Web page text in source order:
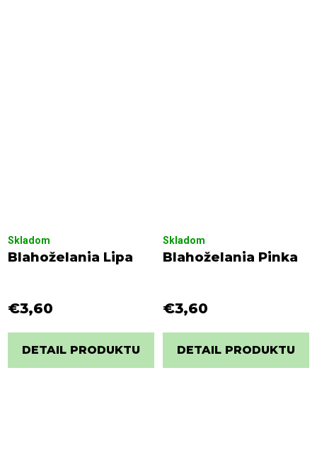
Blahoželania Lipa
Skladom
€3,60
DETAIL PRODUKTU
Blahoželania Pinka
Skladom
€3,60
DETAIL PRODUKTU